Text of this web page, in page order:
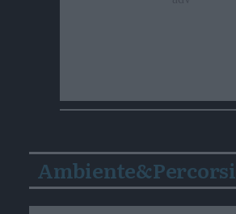
Ambiente&Percorsi